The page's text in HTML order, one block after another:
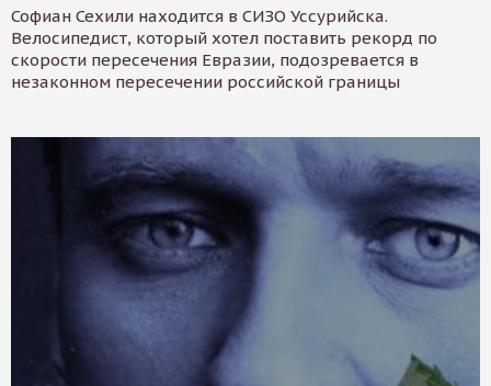
Софиан Сехили находится в СИЗО Уссурийска.
Велосипедист, который хотел поставить рекорд по
скорости пересечения Евразии, подозревается в
незаконном пересечении российской границы